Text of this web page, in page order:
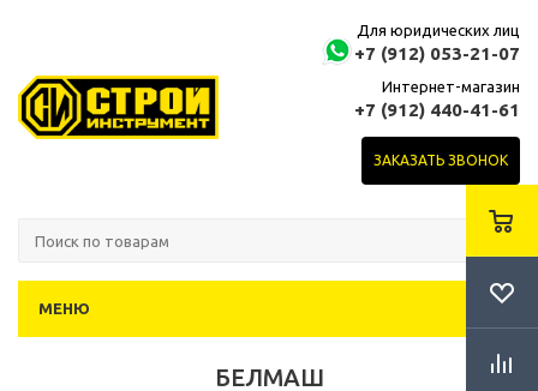
Для юридических лиц
+7 (912) 053-21-07
Интернет-магазин
+7 (912) 440-41-61
ЗАКАЗАТЬ ЗВОНОК
МЕНЮ
БЕЛМАШ